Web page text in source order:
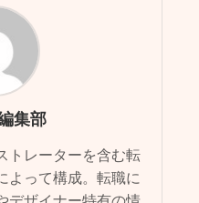
集部
トレーターを含む転
よって構成。転職に